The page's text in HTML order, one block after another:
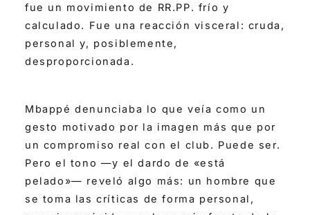
fue un movimiento de RR.PP. frío y
calculado. Fue una reacción visceral: cruda,
personal y, posiblemente,
desproporcionada.
Mbappé denunciaba lo que veía como un
gesto motivado por la imagen más que por
un compromiso real con el club. Puede ser.
Pero el tono —y el dardo de «está
pelado»— reveló algo más: un hombre que
se toma las críticas de forma personal,